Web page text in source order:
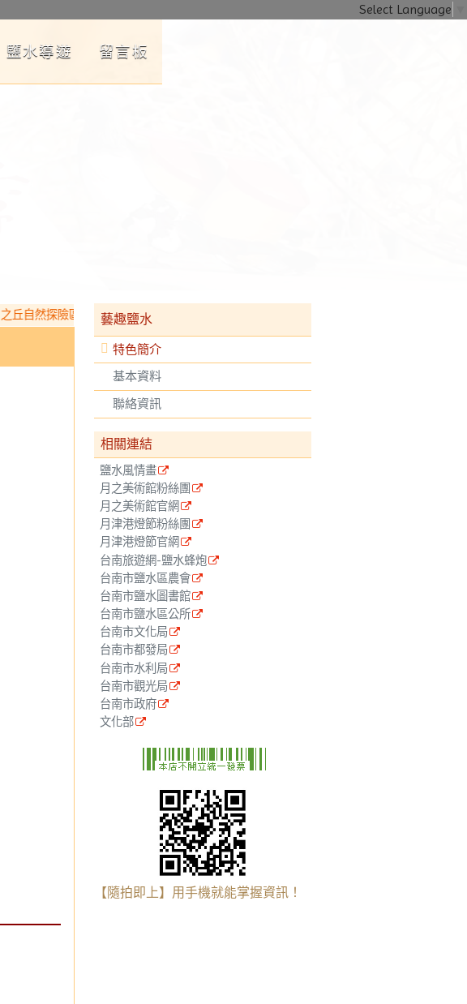
Select Language
鹽水導遊 留言板
藝趣鹽水
特色簡介
基本資料
聯絡資訊
相關連結
鹽水風情畫
月之美術館粉絲團
月之美術館官網
月津港燈節粉絲團
月津港燈節官網
台南旅遊網-鹽水蜂炮
台南市鹽水區農會
台南市鹽水圖書館
台南市鹽水區公所
台南市文化局
台南市都發局
台南市水利局
台南市觀光局
台南市政府
文化部
【隨拍即上】用手機就能掌握資訊！
然探險區，歡迎帶孩子一同遊樂。YouBike鹽水六站租借點已啟用，遊客可租自行車